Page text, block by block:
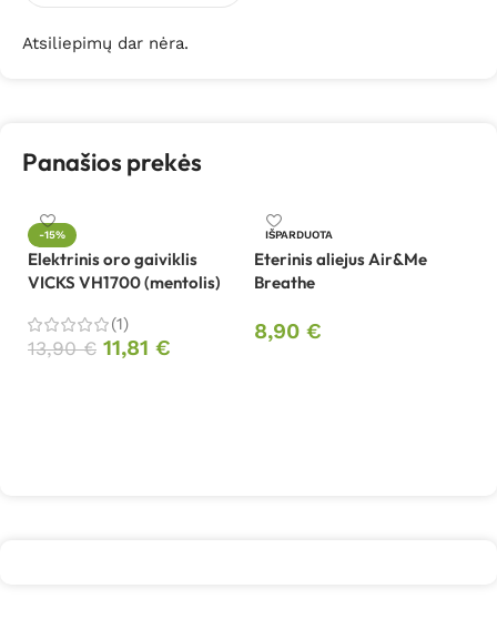
Atsiliepimų dar nėra.
Panašios prekės
-15%
Elektrinis oro gaiviklis
VICKS VH1700 (mentolis)
(1)
13,90€ 11,81 €
IŠPARDUOTA
Eterinis aliejus Air&Me
Breathe
8,90 €